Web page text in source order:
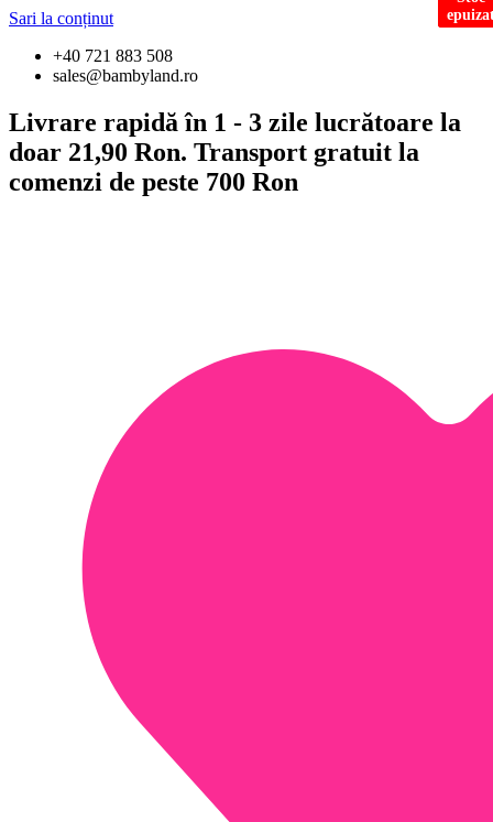
Sari la conținut
+40 721 883 508
sales@bambyland.ro
Livrare rapidă în 1 - 3 zile lucrătoare la
doar 21,90 Ron. Transport gratuit la
comenzi de peste 700 Ron